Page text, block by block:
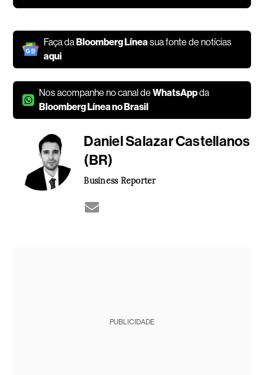
Faça daBloomberg Línea sua fonte de notícias
aqui
Nos acompanhe no canal deWhatsAppda
Bloomberg Línea no Brasil
Daniel Salazar Castellanos
(BR)
Business Reporter
PUBLICIDADE